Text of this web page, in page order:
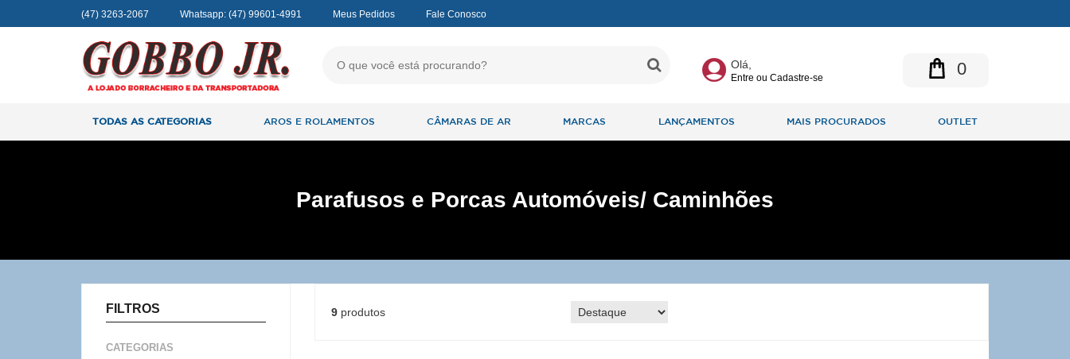
(47) 3263-2067 Whatsapp: (47) 99601-4991 Meus Pedidos Fale Conosco
Olá,
Entre ou Cadastre-se 0
TODAS AS CATEGORIAS AROS E ROLAMENTOS CÂMARAS DE AR MARCAS LANÇAMENTOS MAIS PROCURADOS OUTLET
Parafusos e Porcas Automóveis/ Caminhões
FILTROS
CATEGORIAS
9produtos